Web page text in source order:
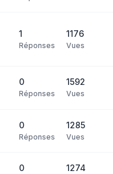
1
Réponses
1176
Vues
0
Réponses
1592
Vues
0
Réponses
1285
Vues
0 1274